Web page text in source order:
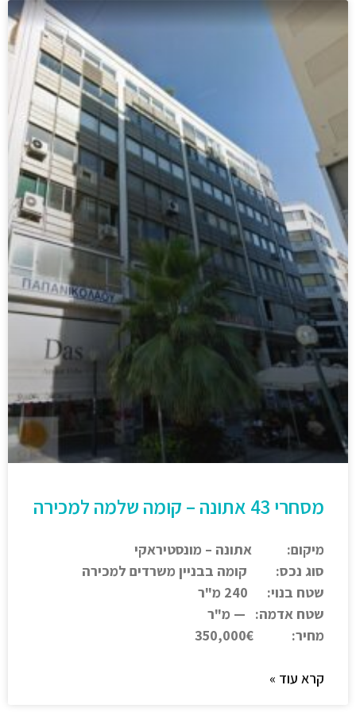
מסחרי 43 אתונה – קומה שלמה למכירה
מיקום: אתונה – מונסטיראקי
סוג נכס: קומה בבניין משרדים למכירה
שטח בנוי: 240 מ"ר
שטח אדמה: — מ"ר
מחיר: 350,000€
קרא עוד »